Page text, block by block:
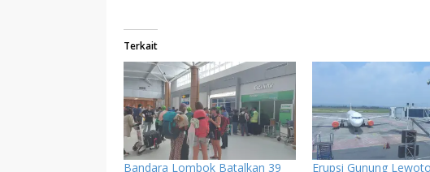
Terkait
Bandara Lombok Batalkan 39 Erupsi Gunung